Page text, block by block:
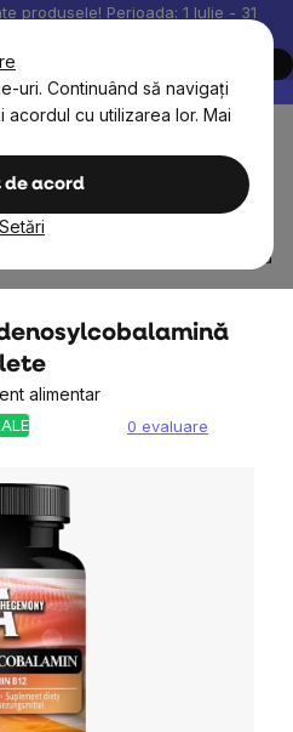
uri. Continuând să navigați
cu utilizarea lor. Mai
de acord
Setări
produsele! Perioada: 1 Iulie - 31
acum
Produsele noastre sunt
Coş
de
Vitamina
alimentar
0 evaluare